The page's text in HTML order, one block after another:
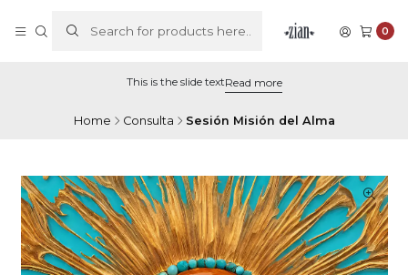
0
This is the slide textRead more
Home Consulta Sesión Misión del Alma